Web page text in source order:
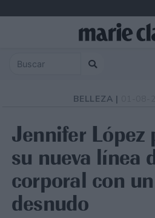
BELLEZA |
Jennifer López
su nueva línea
corporal con
desnudo